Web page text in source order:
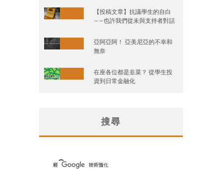
【投稿文章】抗議學生的自白
——也許我們從未與支持者對話
亞阿亞阿！ 亞美尼亞的不幸和
無奈
在座各位都是韭菜？ 從學生投
資到日常金融化
搜尋